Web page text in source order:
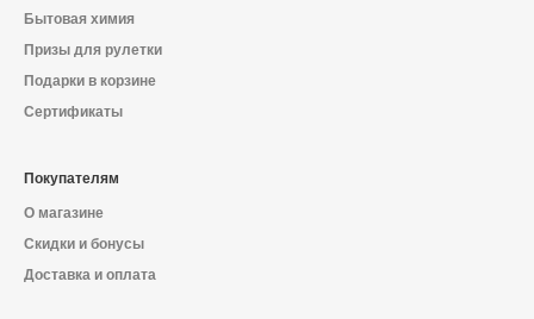
Бытовая химия
Призы для рулетки
Подарки в корзине
Сертификаты
Покупателям
О магазине
Скидки и бонусы
Доставка и оплата